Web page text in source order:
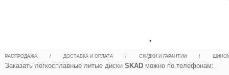
.
РАСПРОДАЖА / ДОСТАВКА И ОПЛАТА / СКИДКИ И ГАРАНТИИ /
Заказать легкосплавные литые диски SKAD можно по телефонам: